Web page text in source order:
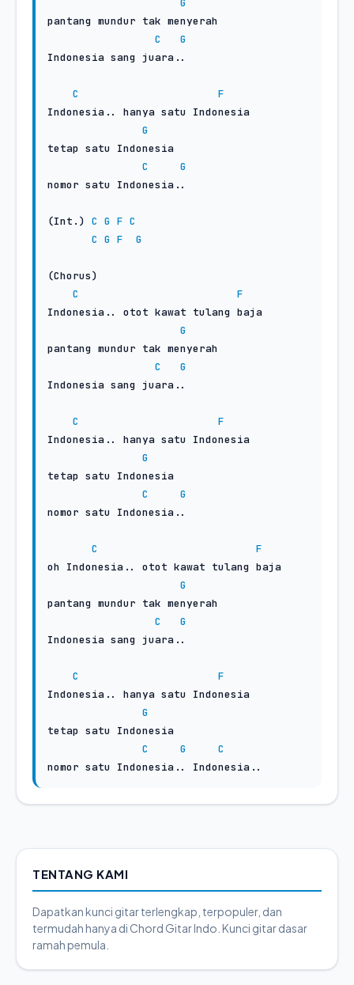
G
pantang mundur tak menyerah
C
G
Indonesia sang juara..
C
F
Indonesia.. hanya satu Indonesia
G
tetap satu Indonesia
C
G
nomor satu Indonesia..
(Int.) C G F C
C G F G
(Chorus)
C
F
Indonesia.. otot kawat tulang baja
G
pantang mundur tak menyerah
C
G
Indonesia sang juara..
C
F
Indonesia.. hanya satu Indonesia
G
tetap satu Indonesia
C
G
nomor satu Indonesia..
C
F
oh Indonesia.. otot kawat tulang baja
G
pantang mundur tak menyerah
C
G
Indonesia sang juara..
C
F
Indonesia.. hanya satu Indonesia
G
tetap satu Indonesia
C
G
C
nomor satu Indonesia.. Indonesia..
TENTANG KAMI
Dapatkan kunci gitar terlengkap, terpopuler, dan
termudah hanya di Chord Gitar Indo. Kunci gitar dasar
ramah pemula.